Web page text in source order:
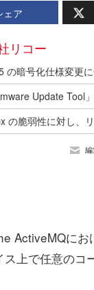
ェア
リコー
ActiveMQにお
上で任意のコ